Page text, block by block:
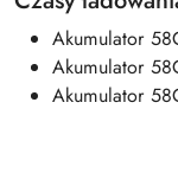
Akumulator
Akumulator
Akumulator